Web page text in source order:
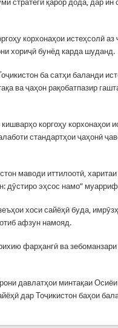
стратегӣ қарор дода, дар ин
корхонаҳои истеҳсолӣ аз
хориҷӣ бунёд карда шуданд.
ба сатҳи баланди
ва ҷаҳон рақобатпазир
коргоҳу корхонаҳои
стандартҳои ҷаҳонӣ
маводи иттилоотӣ,
дӯстиро эҳсос намо”
хоси сайёҳӣ буда,
афзун намояд.
фарҳангӣ ва зебоманзари
давлатҳои минтақаи
дар Тоҷикистон баҳои